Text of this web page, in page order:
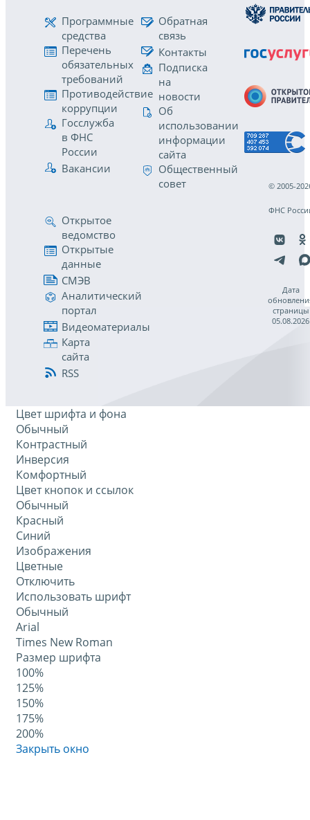
Программные
средства
Перечень
обязательных
требований
Противодействие
коррупции
Госслужба
в ФНС
России
Вакансии
Обратная
связь
Контакты
Подписка
на
новости
Об
использовании
информации
сайта
Общественный
совет
Открытое
ведомство
Открытые
данные
СМЭВ
Аналитический
портал
Видеоматериалы
Карта
сайта
RSS
© 2005-
ФНС
Дата
страницы
05.08.2026
Цвет шрифта и фона
Обычный
Контрастный
Инверсия
Комфортный
Цвет кнопок и ссылок
Обычный
Красный
Синий
Изображения
Цветные
Отключить
Использовать шрифт
Обычный
Arial
Times New Roman
Размер шрифта
100%
125%
150%
175%
200%
Закрыть окно